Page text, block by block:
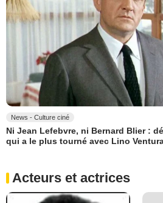
News - Culture ciné
Ni Jean Lefebvre, ni Bernard Blier :
qui a le plus tourné avec Lino
Acteurs et actrices